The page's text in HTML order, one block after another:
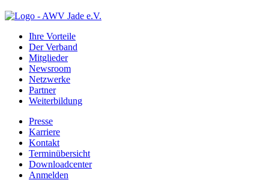
Ihre Vorteile
Der Verband
Mitglieder
Newsroom
Netzwerke
Partner
Weiterbildung
Presse
Karriere
Kontakt
Terminübersicht
Downloadcenter
Anmelden